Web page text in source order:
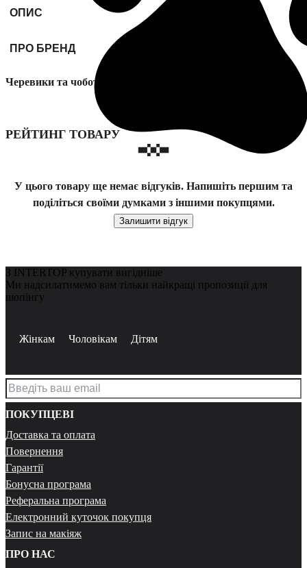
ОПИС
ПРО БРЕНД
Черевики та чоботи ECCO Soft 60 модель 71382201007
РЕЙТИНГ ТОВАРУ
У цього товару ще немає відгуків. Напишіть першим та
поділіться своїми думками з іншими покупцями.
Залишити відгук
З INTERTOP купувати вигідніше
Ми надсилатимемо вам тільки найкращі пропозиції для
шопінгу
Жінкам Чоловікам Дітям
ПОКУПЦЕВІ
Доставка та оплата
Повернення
Гарантії
Бонусна програма
Реферальна програма
Електронний куточок покупця
Запис на макіяж
ПРО НАС